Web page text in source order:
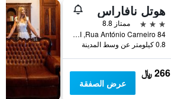
هوتل نافاراس
3 نجوم
ممتاز 8.8
Rua António Carneiro 84, امارانت, محافظة بورتو, البرتغال
0.8 كيلومتر عن وسط المدينة
266 ﷼
عرض الصفقة